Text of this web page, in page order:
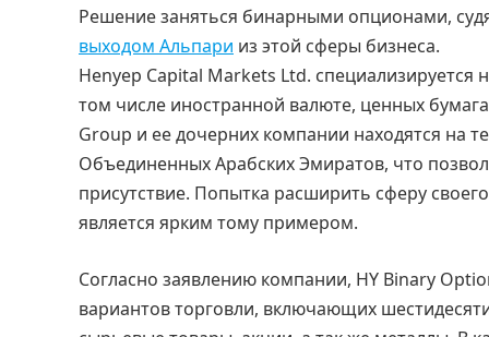
Решение заняться бинарными опционами,
выходом Альпари из этой сферы бизнеса.
Henyep Capital Markets Ltd. специализируется
том числе иностранной валюте, ценных
Group и ее дочерних компании находятся на
Объединенных Арабских Эмиратов, что
присутствие. Попытка расширить сферу
является ярким тому примером.
Согласно заявлению компании, HY Binary
вариантов торговли, включающих